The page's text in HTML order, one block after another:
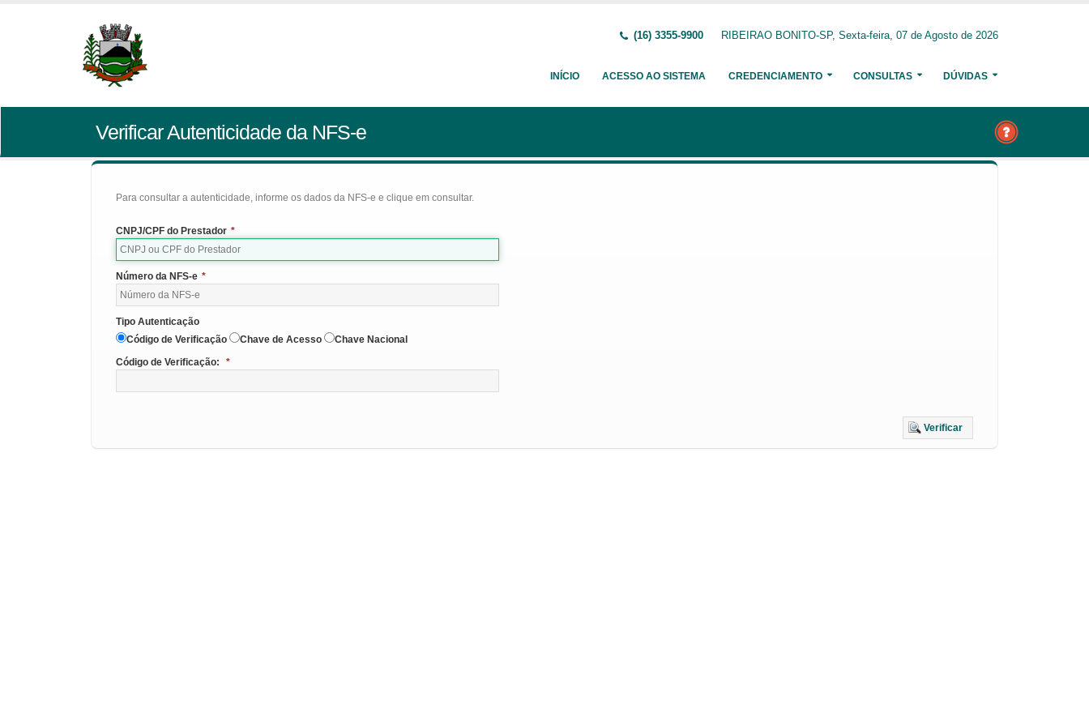
(16) 3355-9900 RIBEIRAO BONITO-SP, Sexta-feira, 07 de Agosto de 2026
INÍCIO ACESSO AO SISTEMA CREDENCIAMENTO CONSULTAS DÚVIDAS
Verificar Autenticidade da NFS-e
Para consultar a autenticidade, informe os dados da NFS-e e clique em consultar.
CNPJ/CPF do Prestador *
Número da NFS-e *
Tipo Autenticação
Código de Verificação
Chave de Acesso
Chave Nacional
Código de Verificação:
*
Verificar